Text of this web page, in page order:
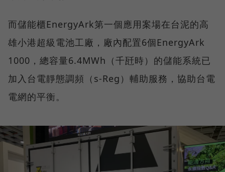
而儲能櫃EnergyArk第一個應用案場在台泥的高
雄小港超級電池工廠，廠內配置6個EnergyArk
1000，總容量6.4MWh（千瓩時）的儲能系統已
加入台電靜態調頻（s-Reg）輔助服務，協助台電
電網的平衡。